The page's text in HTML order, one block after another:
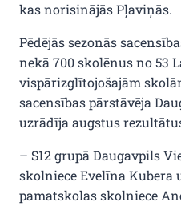
kas norisinājās Pļaviņās.
Pēdējās sezonās
nekā 700 skolēnus no 53
vispārizglītojošajām
sacensības pārstāvēja
uzrādīja augstus
– S12 grupā Daugavpils
skolniece Evelīna Kubera
pamatskolas skolniece